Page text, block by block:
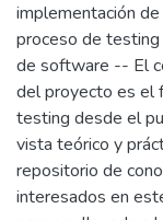
implementación de
proceso de
de software -- El
del proyecto es el
testing desde el
vista teórico y
repositorio de
interesados en